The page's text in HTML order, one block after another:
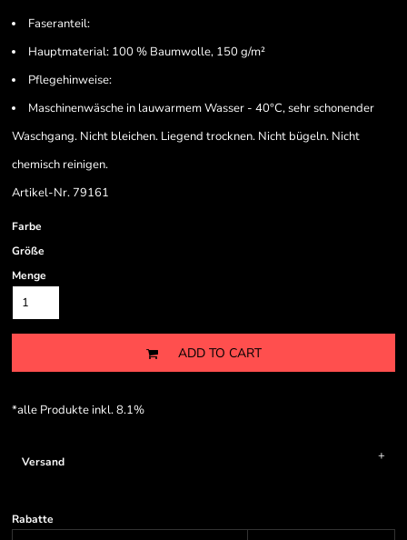
Faseranteil:
Hauptmaterial: 100 % Baumwolle, 150 g/m²
Pflegehinweise:
Maschinenwäsche in lauwarmem Wasser - 40°C, sehr schonender
Waschgang. Nicht bleichen. Liegend trocknen. Nicht bügeln. Nicht
chemisch reinigen.
Artikel-Nr. 79161
Farbe
Größe
Menge
ADD TO CART
*alle Produkte inkl. 8.1%
Versand
Rabatte